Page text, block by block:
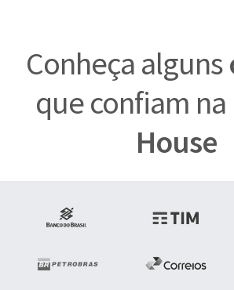
Conheça alguns
que confiam na
House